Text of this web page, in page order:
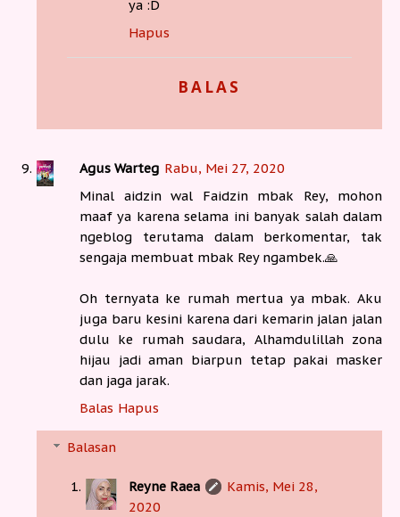
ya :D
Hapus
BALAS
Agus Warteg Rabu, Mei 27, 2020
Minal aidzin wal Faidzin mbak Rey, mohon
maaf ya karena selama ini banyak salah dalam
ngeblog terutama dalam berkomentar, tak
sengaja membuat mbak Rey ngambek.🙏
Oh ternyata ke rumah mertua ya mbak. Aku
juga baru kesini karena dari kemarin jalan jalan
dulu ke rumah saudara, Alhamdulillah zona
hijau jadi aman biarpun tetap pakai masker
dan jaga jarak.
Balas Hapus
Balasan
Reyne Raea
Kamis, Mei 28,
2020